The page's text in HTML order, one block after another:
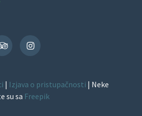
TripAdvisorInstagram
| Izjava o pristupačnosti | Neke
su sa Freepik